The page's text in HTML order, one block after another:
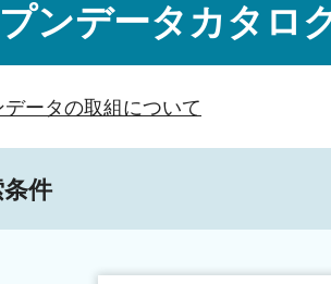
ンデータカタロ
データの取組について
件